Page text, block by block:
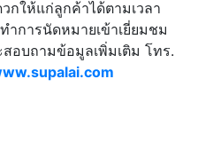
กให้แก่ลูกค้าได้ตามเวลา
การนัดหมายเข้าเยี่ยมชม
อบถามข้อมูลเพิ่มเติม โทร.